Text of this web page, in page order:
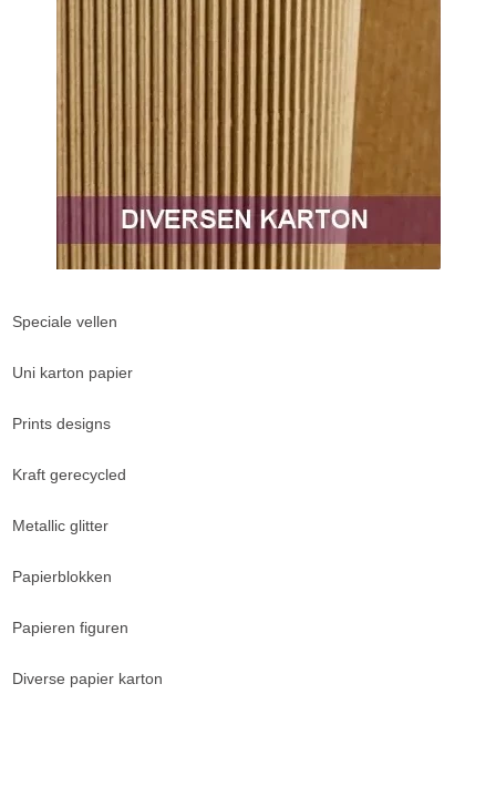
Speciale vellen
Uni karton papier
Prints designs
Kraft gerecycled
Metallic glitter
Papierblokken
Papieren figuren
Diverse papier karton